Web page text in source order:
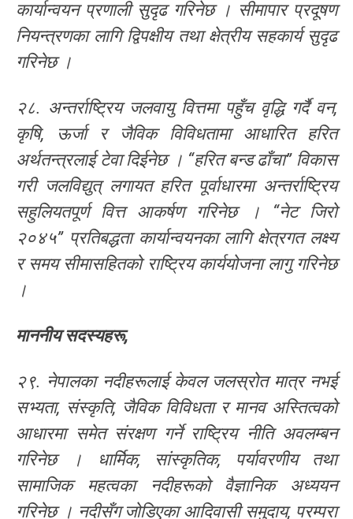
कार्यान्वयन प्रणाली सुदृढ गरिनेछ । सीमापार प्रदूषण
नियन्त्रणका लागि द्विपक्षीय तथा क्षेत्रीय सहकार्य सुदृढ
गरिनेछ ।
२८. अन्तर्राष्ट्रिय जलवायु वित्तमा पहुँच वृद्धि गर्दै वन,
कृषि, ऊर्जा र जैविक विविधतामा आधारित हरित
अर्थतन्त्रलाई टेवा दिईनेछ । “हरित बन्ड ढाँचा” विकास
गरी जलविद्युत् लगायत हरित पूर्वाधारमा अन्तर्राष्ट्रिय
सहुलियतपूर्ण वित्त आकर्षण गरिनेछ । “नेट जिरो
२०४५” प्रतिबद्धता कार्यान्वयनका लागि क्षेत्रगत लक्ष्य
र समय सीमासहितको राष्ट्रिय कार्ययोजना लागु गरिनेछ
।
माननीय सदस्यहरू,
२९. नेपालका नदीहरूलाई केवल जलस्रोत मात्र नभई
सभ्यता, संस्कृति, जैविक विविधता र मानव अस्तित्वको
आधारमा समेत संरक्षण गर्ने राष्ट्रिय नीति अवलम्बन
गरिनेछ । धार्मिक, सांस्कृतिक, पर्यावरणीय तथा
सामाजिक महत्वका नदीहरूको वैज्ञानिक अध्ययन
गरिनेछ । नदीसँग जोडिएका आदिवासी समुदाय, परम्परा